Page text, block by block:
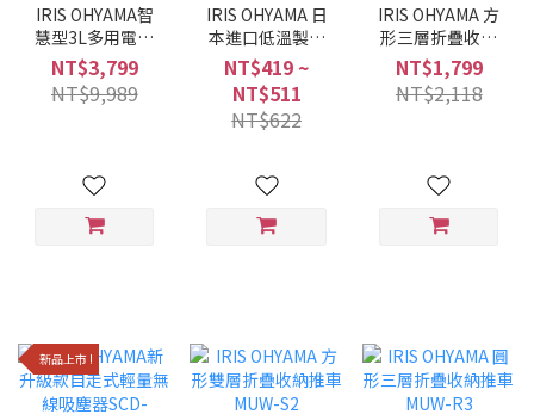
IRIS OHYAMA智
慧型3L多用電子
壓力鍋 KPC-
MA3(羅勒綠/經典
黑/6種調理模式/
NT$3,799
NT$9,989
IRIS OHYAMA 日
本進口低溫製法
微波即食白飯
150/180g
NT$419 ~
NT$511
NT$622
IRIS OHYAMA 方
形三層折疊收納
推車 MUW-S3
NT$1,799
NT$2,118
新品上市 !